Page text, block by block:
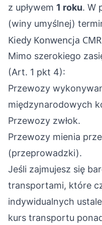
z upływem 1 roku. W
(winy umyślnej)
Kiedy Konwencja
Mimo szerokiego
(Art. 1 pkt 4):
Przewozy
międzynarodowych
Przewozy zwłok.
Przewozy mienia
(przeprowadzki).
Jeśli zajmujesz się
transportami, które
indywidualnych
kurs transportu